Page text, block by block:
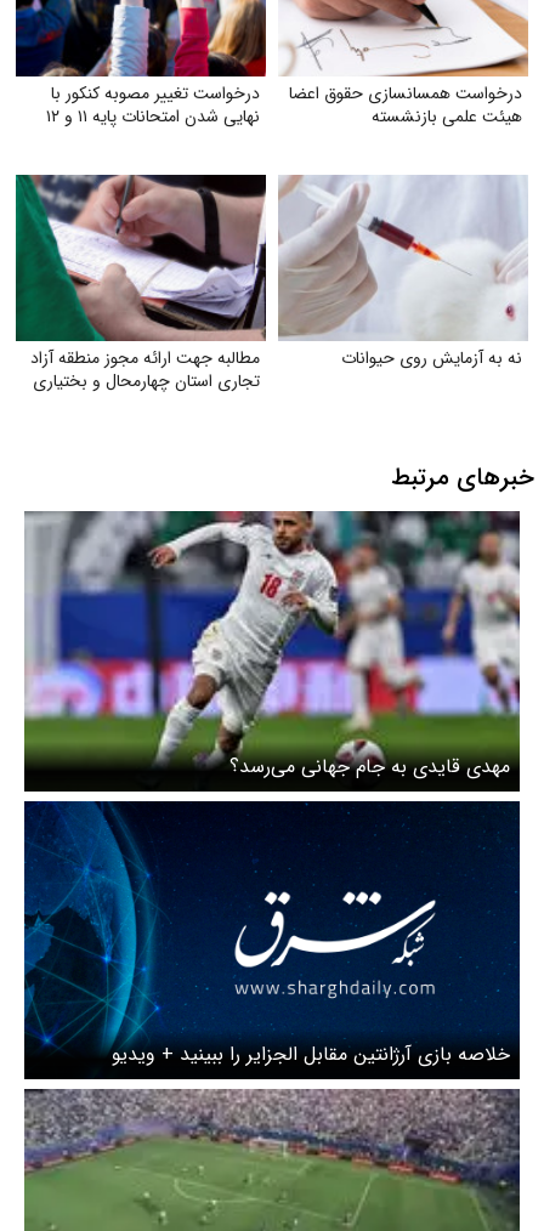
درخواست همسانسازی حقوق اعضا
هیئت علمی بازنشسته
درخواست تغییر مصوبه کنکور با
نهایی شدن امتحانات پایه ۱۱ و ۱۲
نه به آزمایش روی حیوانات
مطالبه جهت ارائه مجوز منطقه آزاد
تجاری استان چهارمحال و بختیاری
خبرهای مرتبط
مهدی قایدی به جام جهانی می‌رسد؟
خلاصه بازی آرژانتین مقابل الجزایر را ببینید + ویدیو